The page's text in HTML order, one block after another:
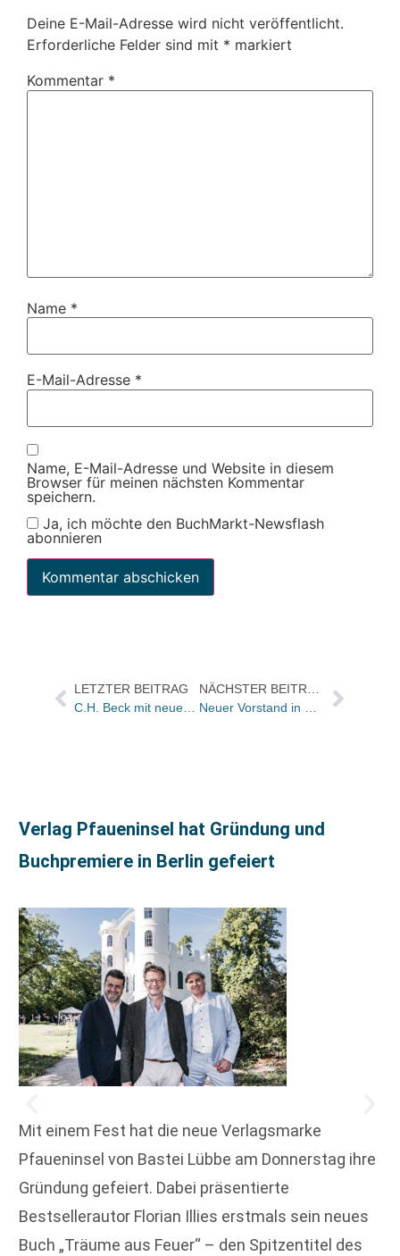
Deine E-Mail-Adresse wird nicht veröffentlicht.
Erforderliche Felder sind mit * markiert
Kommentar *
Name *
E-Mail-Adresse *
Name, E-Mail-Adresse und Website in diesem
Browser für meinen nächsten Kommentar
speichern.
Ja, ich möchte den BuchMarkt-Newsflash
abonnieren
LETZTER BEITRAG
C.H. Beck mit neuem Online-Portal
Verlag Pfaueninsel hat Gründung und
Buchpremiere in Berlin gefeiert
Mit einem Fest hat die neue Verlagsmarke
Pfaueninsel von Bastei Lübbe am Donnerstag ihre
Gründung gefeiert. Dabei präsentierte
Bestsellerautor Florian Illies erstmals sein neues
Buch „Träume aus Feuer“ – den Spitzentitel des